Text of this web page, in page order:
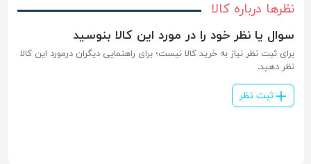
نظرها درباره کالا
سوال یا نظر خود را در مورد این کالا بنوسید
برای ثبت نظر نیاز به خرید کالا نیست؛ برای راهنمایی دیگران درمورد این کالا
نظر دهید.
ثبت نظر